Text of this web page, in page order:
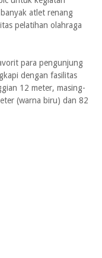
atlet renang
pelatihan olahraga
para pengunjung
dengan fasilitas
12 meter, masing-
(warna biru) dan 82